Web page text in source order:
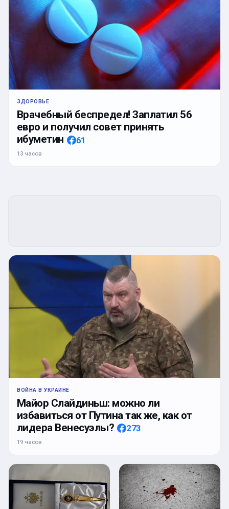
ЗДОРОВЬЕ
Врачебный беспредел! Заплатил 56
евро и получил совет принять
ибуметин
61
13 часов
ВОЙНА В УКРАИНЕ
Майор Слайдиньш: можно ли
избавиться от Путина так же, как от
лидера Венесуэлы?
273
19 часов